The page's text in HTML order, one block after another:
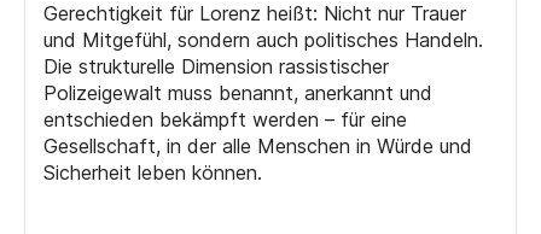
Gerechtigkeit für Lorenz heißt: Nicht nur Trauer
und Mitgefühl, sondern auch politisches Handeln.
Die strukturelle Dimension rassistischer
Polizeigewalt muss benannt, anerkannt und
entschieden bekämpft werden – für eine
Gesellschaft, in der alle Menschen in Würde und
Sicherheit leben können.